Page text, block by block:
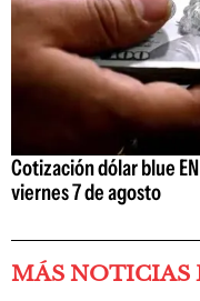
Cotización dólar blue
viernes 7 de agosto
MÁS NOTICIAS